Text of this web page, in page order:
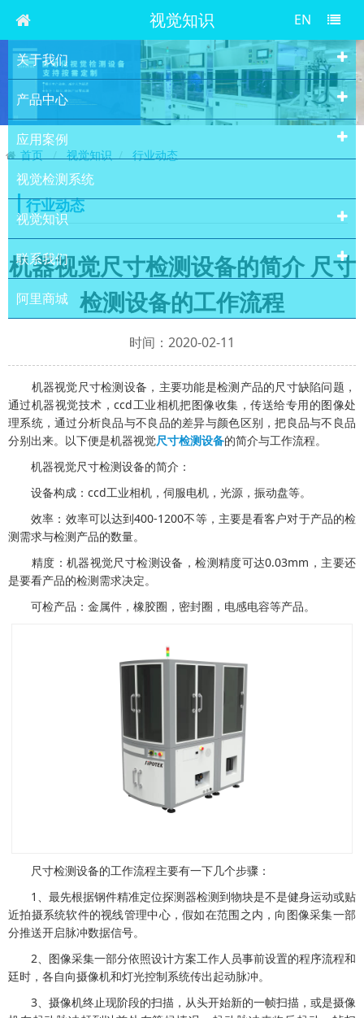
视觉知识 EN
关于我们
产品中心
应用案例
视觉检测系统
视觉知识
联系我们
阿里商城
首页 视觉知识 行业动态
行业动态
机器视觉尺寸检测设备的简介 尺寸
检测设备的工作流程
时间：2020-02-11
机器视觉尺寸检测设备，主要功能是检测产品的尺寸缺陷问题，
通过机器视觉技术，ccd工业相机把图像收集，传送给专用的图像处
理系统，通过分析良品与不良品的差异与颜色区别，把良品与不良品
分别出来。以下便是机器视觉尺寸检测设备的简介与工作流程。
机器视觉尺寸检测设备的简介：
设备构成：ccd工业相机，伺服电机，光源，振动盘等。
效率：效率可以达到400-1200不等，主要是看客户对于产品的检
测需求与检测产品的数量。
精度：机器视觉尺寸检测设备，检测精度可达0.03mm，主要还
是要看产品的检测需求决定。
可检产品：金属件，橡胶圈，密封圈，电感电容等产品。
尺寸检测设备的工作流程主要有一下几个步骤：
1、最先根据钢件精准定位探测器检测到物块是不是健身运动或贴
近拍摄系统软件的视线管理中心，假如在范围之内，向图像采集一部
分推送开启脉冲数据信号。
2、图像采集一部分依照设计方案工作人员事前设置的程序流程和
廷时，各自向摄像机和灯光控制系统传出起动脉冲。
3、摄像机终止现阶段的扫描，从头开始新的一帧扫描，或是摄像